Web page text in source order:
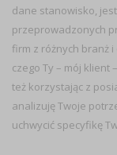
dane stanowisko,
przeprowadzonych
firm z różnych branż
czego Ty – mój klient
też korzystając z
analizuję Twoje
uchwycić specyfikę